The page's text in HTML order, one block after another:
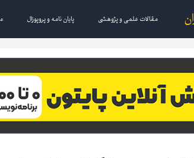
مقالات علمی و پژوهشی پایان نامه و پروپوزال